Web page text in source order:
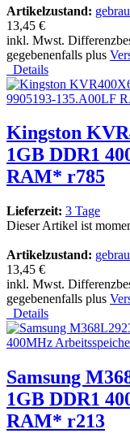
Artikelzustand:
13,45 €
inkl. Mwst.
gegebenenfalls plus
Details
Kingston
1GB DDR1
RAM* r785
Lieferzeit: 3 Tage
Dieser Artikel ist
Artikelzustand:
13,45 €
inkl. Mwst.
gegebenenfalls plus
Details
Samsung
1GB DDR1
RAM* r213